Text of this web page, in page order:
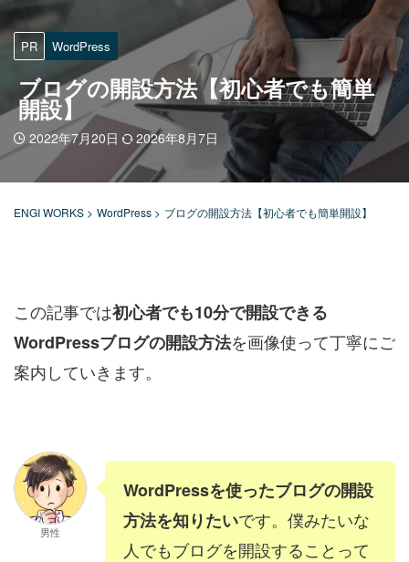
PR WordPress
ブログの開設方法【初心者でも簡単
開設】
2022年7月20日 2026年8月7日
ENGI WORKS > WordPress > ブログの開設方法【初心者でも簡単開設】
この記事では初心者でも10分で開設できる
WordPressブログの開設方法を画像使って丁寧にご
案内していきます。
男性
WordPressを使ったブログの開設
方法を知りたいです。僕みたいな
人でもブログを開設することって